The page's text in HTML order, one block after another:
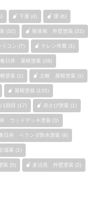
下屋 (4) 塀 (6)
(32) 尾張旭 外壁塗装 (32)
リコン (7) ケレン作業 (1)
春日井 屋根塗装 (38)
塗装 (1) 土岐 屋根塗装 (1)
屋根塗装 (135)
1回目 (17) 赤さび塗装 (1)
ウッドデッキ塗装 (3)
日井 ベランダ防水塗装 (9)
場幕 (1)
装 (5) 多治見 外壁塗装 (2)